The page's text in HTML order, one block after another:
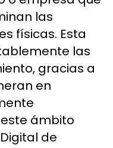
las
físicas. Esta
las
gracias a
en
ámbito
de